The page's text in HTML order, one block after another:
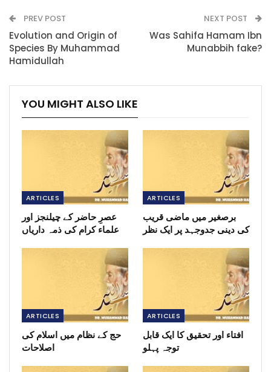
PREV POST
Evolution and Origin of
Species By Muhammad
Hamidullah
NEXT POST
Was Sahifa Hamam Ibn
Munabbih fake?
YOU MIGHT ALSO LIKE
ARTICLES
عصرِ حاضر کے چیلنجز اور
علماء کرام کی ذمہ داریاں
ARTICLES
برصغیر میں ماضی قریب
کی دینی جدوجہد پر ایک نظر
ARTICLES
حج کے نظام میں اسلام کی
اصلاحات
ARTICLES
افتاء اور تحقیق کا ایک قابل
توجہ پہلو